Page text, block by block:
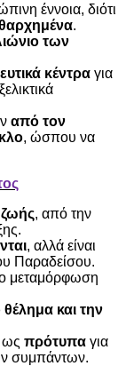
έννοια, διότι
.
των
κέντρα για
από τον
, ώσπου να
ζωής, από την
, αλλά είναι
Παραδείσου.
μεταμόρφωση
θέλημα και την
ως πρότυπα για
συμπάντων.